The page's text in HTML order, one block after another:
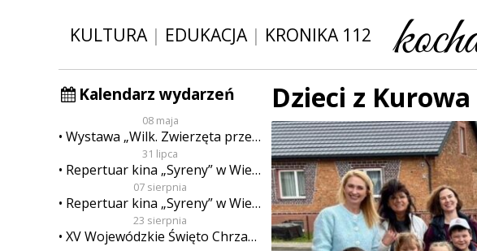
KULTURA| EDUKACJA| KRONIKA 112
Kalendarz wydarzeń
08 maja
Wystawa „Wilk. Zwierzęta przeklęte”
31 lipca
Repertuar kina „Syreny” w Wieluniu w dn. od 31 lipca do 6 sierpnia
07 sierpnia
Repertuar kina „Syreny” w Wieluniu w dn. od 7 do 13 sierpnia
23 sierpnia
XV Wojewódzkie Święto Chrzanu
Dzieci z